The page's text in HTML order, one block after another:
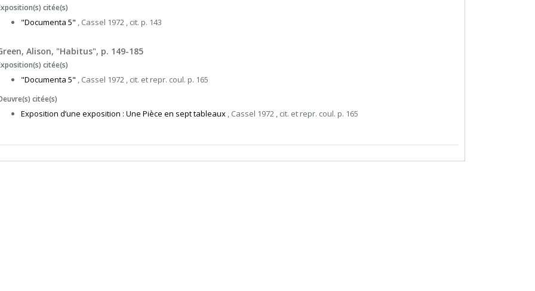
citée(s)
"Documenta 5" , Cassel 1972 , cit. p. 143
Alison, "Habitus", p. 149-185
citée(s)
"Documenta 5" , Cassel 1972 , cit. et repr. coul. p. 165
citée(s)
Exposition d’une exposition : Une Pièce en sept tableaux , Cassel 1972 , cit. et repr. coul. p. 165